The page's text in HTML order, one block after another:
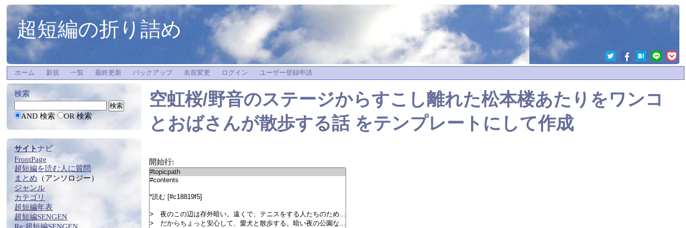
超短編の折り詰め
ホーム 新規 一覧 最終更新 バックアップ 名前変更 ログイン ユーザー登録申請
空虹桜/野音のステージからすこし離れた松本楼あたりをワンコ
とおばさんが散歩する話をテンプレートにして作成
開始行:
検索
AND 検索 OR 検索
サイトナビ
FrontPage
超短編を読む 人に質問
まとめ （アンソロジー）
ジャンル
カテゴリ
超短編年表
超短編SENGEN